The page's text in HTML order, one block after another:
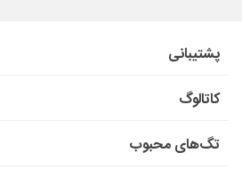
پشتیبانی
کاتالوگ
تگ‌های محبوب